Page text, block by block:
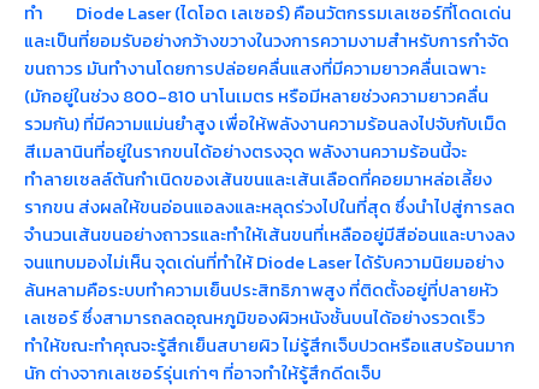
ทำ Diode Laser (ไดโอด เลเซอร์) คือนวัตกรรมเลเซอร์ที่โดดเด่น
และเป็นที่ยอมรับอย่างกว้างขวางในวงการความงามสำหรับการกำจัด
ขนถาวร มันทำงานโดยการปล่อยคลื่นแสงที่มีความยาวคลื่นเฉพาะ
(มักอยู่ในช่วง 800-810 นาโนเมตร หรือมีหลายช่วงความยาวคลื่น
รวมกัน) ที่มีความแม่นยำสูง เพื่อให้พลังงานความร้อนลงไปจับกับเม็ด
สีเมลานินที่อยู่ในรากขนได้อย่างตรงจุด พลังงานความร้อนนี้จะ
ทำลายเซลล์ต้นกำเนิดของเส้นขนและเส้นเลือดที่คอยมาหล่อเลี้ยง
รากขน ส่งผลให้ขนอ่อนแอลงและหลุดร่วงไปในที่สุด ซึ่งนำไปสู่การลด
จำนวนเส้นขนอย่างถาวรและทำให้เส้นขนที่เหลืออยู่มีสีอ่อนและบางลง
จนแทบมองไม่เห็น จุดเด่นที่ทำให้ Diode Laser ได้รับความนิยมอย่าง
ล้นหลามคือระบบทำความเย็นประสิทธิภาพสูง ที่ติดตั้งอยู่ที่ปลายหัว
เลเซอร์ ซึ่งสามารถลดอุณหภูมิของผิวหนังชั้นบนได้อย่างรวดเร็ว
ทำให้ขณะทำคุณจะรู้สึกเย็นสบายผิว ไม่รู้สึกเจ็บปวดหรือแสบร้อนมาก
นัก ต่างจากเลเซอร์รุ่นเก่าๆ ที่อาจทำให้รู้สึกดีดเจ็บ